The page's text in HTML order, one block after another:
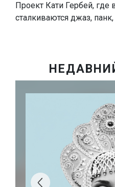
Проект Кати Гербей, где
сталкиваются джаз, панк,